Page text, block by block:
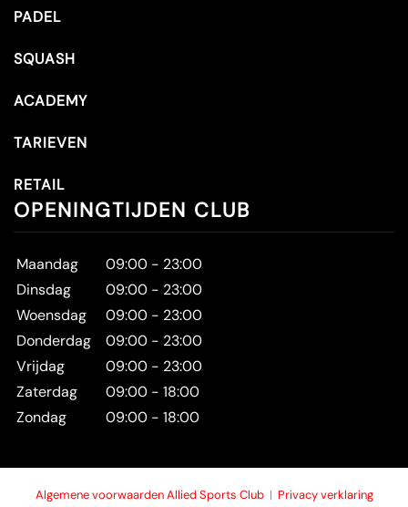
PADEL
SQUASH
ACADEMY
TARIEVEN
RETAIL
OPENINGTIJDEN CLUB
Maandag
09:00 - 23:00
Dinsdag
09:00 - 23:00
Woensdag
09:00 - 23:00
Donderdag
09:00 - 23:00
Vrijdag
09:00 - 23:00
Zaterdag
09:00 - 18:00
Zondag
09:00 - 18:00
Algemene voorwaarden Allied Sports Club| Privacy verklaring